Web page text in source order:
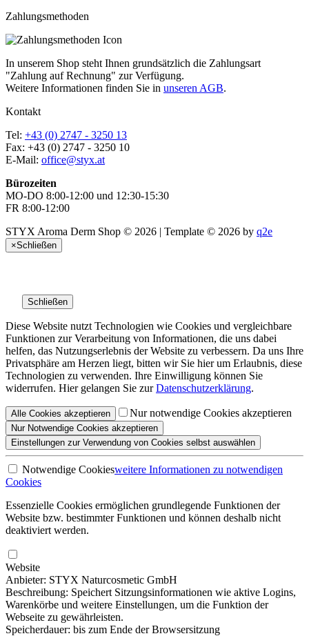
Zahlungsmethoden
In unserem Shop steht Ihnen grundsätzlich die Zahlungsart
"Zahlung auf Rechnung" zur Verfügung.
Weitere Informationen finden Sie in unseren AGB.
Kontakt
Tel: +43 (0) 2747 - 3250 13
Fax: +43 (0) 2747 - 3250 10
E-Mail: office@styx.at
Bürozeiten
MO-DO 8:00-12:00 und 12:30-15:30
FR 8:00-12:00
STYX Aroma Derm Shop © 2026 | Template © 2026 by q2e
×Schließen
Schließen
Diese Website nutzt Technologien wie Cookies und vergleichbare
Funktionen zur Verarbeitung von Informationen, die uns dabei
helfen, das Nutzungserlebnis der Website zu verbessern. Da uns Ihre
Privatsphäre am Herzen liegt, bitten wir Sie hier um Erlaubnis, diese
Technologien zu verwenden. Ihre Einwilligung können Sie
widerrufen. Hier gelangen Sie zurDatenschutzerklärung.
Alle Cookies akzeptieren Nur notwendige Cookies akzeptieren
Nur Notwendige Cookies akzeptieren
Einstellungen zur Verwendung von Cookies selbst auswählen
Notwendige Cookiesweitere Informationen zu notwendigen
Cookies
Essenzielle Cookies ermöglichen grundlegende Funktionen der
Website bzw. bestimmter Funktionen und können deshalb nicht
deaktiviert werden.
Website
Anbieter: STYX Naturcosmetic GmbH
Beschreibung: Speichert Sitzungsinformationen wie aktive Logins,
Warenkörbe und weitere Einstellungen, um die Funktion der
Webseite zu gewährleisten.
Speicherdauer: bis zum Ende der Browsersitzung